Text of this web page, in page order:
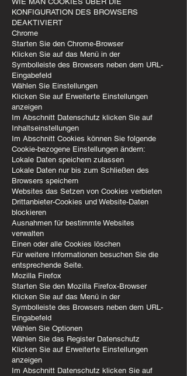
KONFIGURATION DES BROWSERS
DEAKTIVIERT
Chrome
Starten Sie den Chrome-Browser
Klicken Sie auf das Menü in der
Symbolleiste des Browsers neben dem URL-
Eingabefeld
Wählen Sie Einstellungen
Klicken Sie auf Erweiterte Einstellungen
anzeigen
Im Abschnitt Datenschutz klicken Sie auf
Inhaltseinstellungen
Im Abschnitt Cookies können Sie folgende
Cookie-bezogene Einstellungen ändern:
Lokale Daten speichern zulassen
Lokale Daten nur bis zum Schließen des
Browsers speichern
Websites das Setzen von Cookies verbieten
Drittanbieter-Cookies und Website-Daten
blockieren
Ausnahmen für bestimmte Websites
verwalten
Einen oder alle Cookies löschen
Für weitere Informationen besuchen Sie die
entsprechende Seite.
Mozilla Firefox
Starten Sie den Mozilla Firefox-Browser
Klicken Sie auf das Menü in der
Symbolleiste des Browsers neben dem URL-
Eingabefeld
Wählen Sie Optionen
Wählen Sie das Register Datenschutz
Klicken Sie auf Erweiterte Einstellungen
anzeigen
Im Abschnitt Datenschutz klicken Sie auf